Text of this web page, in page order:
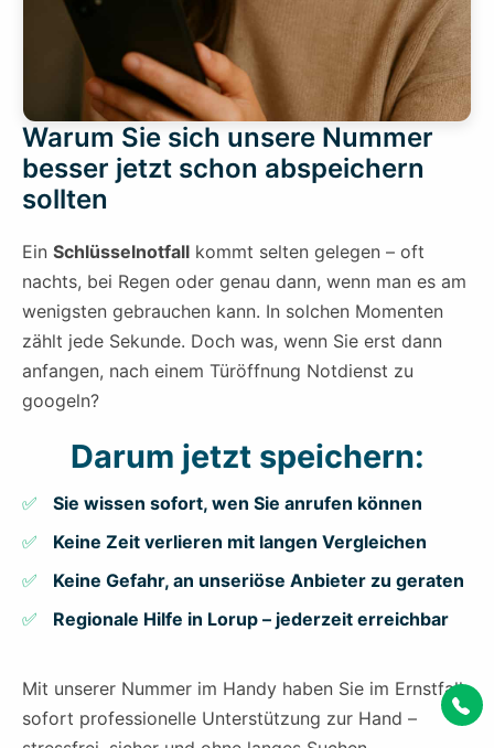
Warum Sie sich unsere Nummer
besser jetzt schon abspeichern
sollten
Ein Schlüsselnotfall kommt selten gelegen – oft
nachts, bei Regen oder genau dann, wenn man es am
wenigsten gebrauchen kann. In solchen Momenten
zählt jede Sekunde. Doch was, wenn Sie erst dann
anfangen, nach einem Türöffnung Notdienst zu
googeln?
Darum jetzt speichern:
Sie wissen sofort, wen Sie anrufen können
Keine Zeit verlieren mit langen Vergleichen
Keine Gefahr, an unseriöse Anbieter zu geraten
Regionale Hilfe in Lorup – jederzeit erreichbar
Mit unserer Nummer im Handy haben Sie im Ernstfall
sofort professionelle Unterstützung zur Hand –